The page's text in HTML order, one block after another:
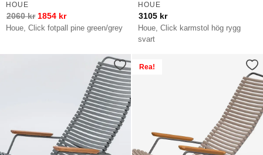
Houe, Click fotpall pine green/grey
HOUE
2060kr 1854 kr
Houe, Click karmstol hög rygg
svart
HOUE
3105 kr
Rea!